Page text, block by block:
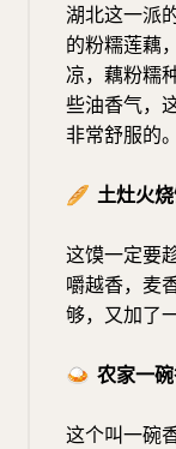
湖北这一派
的粉糯莲藕
凉，藕粉糯
些油香气，
非常舒服的。
🥖 土灶火
这馍一定要
嚼越香，麦
够，又加了
🍛 农家一
这个叫一碗